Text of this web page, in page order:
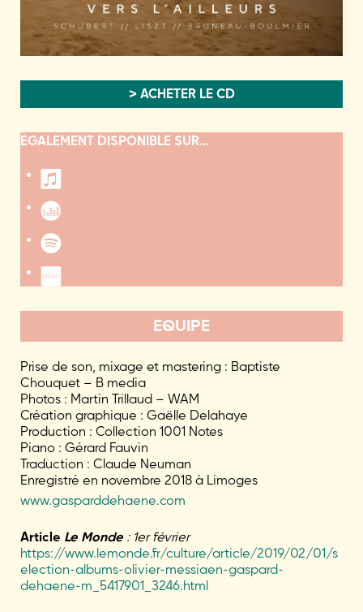
> ACHETER LE CD
EGALEMENT DISPONIBLE SUR...
EQUIPE
Prise de son, mixage et mastering : Baptiste
Chouquet – B media
Photos : Martin Trillaud – WAM
Création graphique : Gaëlle Delahaye
Production : Collection 1001 Notes
Piano : Gérard Fauvin
Traduction : Claude Neuman
Enregistré en novembre 2018 à Limoges
www.gasparddehaene.com
Article Le Monde : 1er février
https://www.lemonde.fr/culture/article/2019/02/01/s
election-albums-olivier-messiaen-gaspard-
dehaene-m_5417901_3246.html